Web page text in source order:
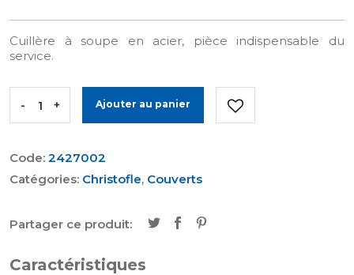
Cuillère à soupe en acier, pièce indispensable du
service.
- + Ajouter au panier
Code: 2427002
Catégories: Christofle, Couverts
Partager ce produit:
Caractéristiques